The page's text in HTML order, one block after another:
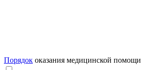
Порядок оказания медицинской помощи